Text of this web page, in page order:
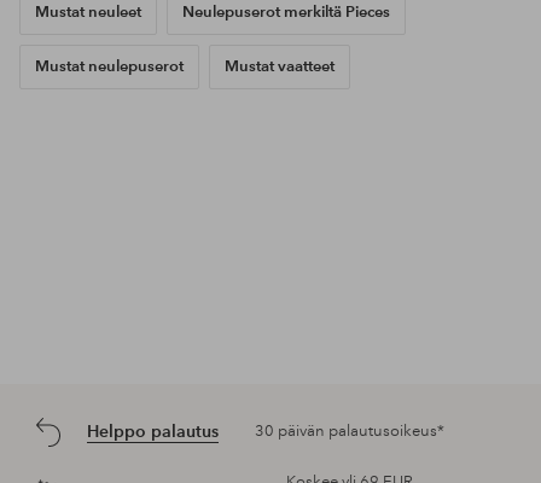
Mustat neuleet Neulepuserot merkiltä Pieces
Mustat neulepuserot Mustat vaatteet
Helppo palautus 30 päivän palautusoikeus*